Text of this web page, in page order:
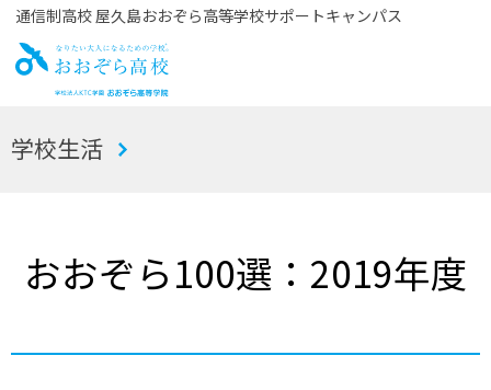
通信制高校 屋久島おおぞら高等学校サポートキャンパス
お
学校生活
おおぞら100選：2019年度